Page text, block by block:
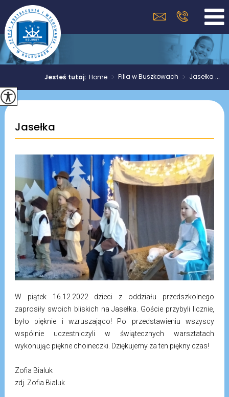
Jesteś tutaj:Home > Filia w Buszkowach > Jasełka ...
Jasełka
W piątek 16.12.2022 dzieci z oddziału przedszkolnego
zaprosiły swoich bliskich na Jasełka. Goście przybyli licznie,
było pięknie i wzruszająco! Po przedstawieniu wszyscy
wspólnie uczestniczyli w świątecznych warsztatach
wykonując piękne choineczki. Dziękujemy za ten piękny czas!
Zofia Bialuk
zdj. Zofia Bialuk